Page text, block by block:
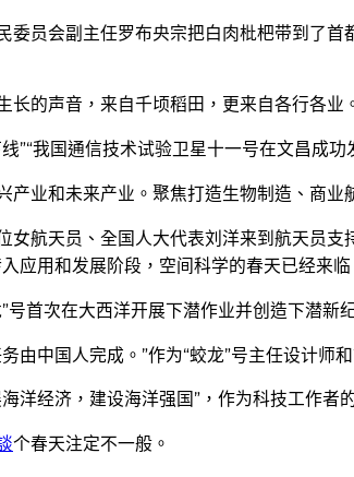
委员会副主任罗布央宗把白肉枇杷带到了
长的声音，来自千顷稻田，更来自各行各业
”“我国通信技术试验卫星十一号在文昌成
产业和未来产业。聚焦打造生物制造、商
女航天员、全国人大代表刘洋来到航天员
应用和发展阶段，空间科学的春天已经来临
号首次在大西洋开展下潜作业并创造下潜新
由中国人完成。”作为“蛟龙”号主任设计师
洋经济，建设海洋强国”，作为科技工作
个春天注定不一般。